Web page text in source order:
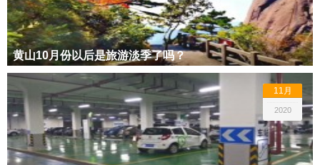
黄山10月份以后是旅游淡季了吗？
11月
2020